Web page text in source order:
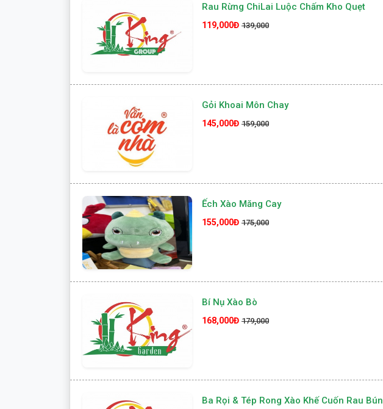
Rau Rừng ChiLai Luộc Chấm Kho Quẹt
119,000Đ 139,000
Gỏi Khoai Môn Chay
145,000Đ 159,000
Ếch Xào Măng Cay
155,000Đ 175,000
Bí Nụ Xào Bò
168,000Đ 179,000
Ba Rọi & Tép Rong Xào Khế Cuốn Rau Bún